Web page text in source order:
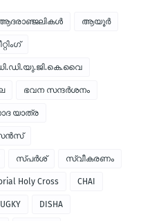
ആയൂര്‍
ഭവന സന്ദര്‍ശനം
യാത്ര
സ്പർശ് സ്വീകരണം
Holy Cross CHAI
DISHA